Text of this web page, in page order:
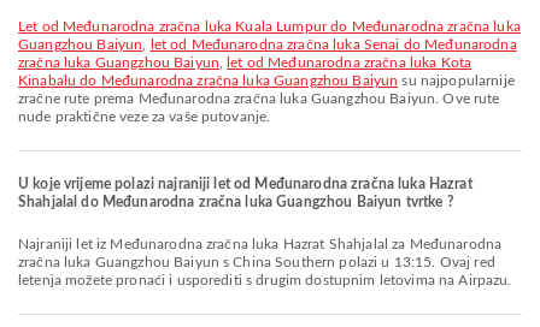
let od Međunarodna zračna luka Kuala Lumpur do Međunarodna zračna luka
Guangzhou Baiyun
let od Međunarodna zračna luka Senai do Međunarodna
zračna luka Guangzhou Baiyun
let od Međunarodna zračna luka Kota
Kinabalu do Međunarodna zračna luka Guangzhou Baiyun su najpopularnije
zračne rute prema Međunarodna zračna luka Guangzhou Baiyun. Ove rute
nude praktične veze za vaše putovanje.
U koje vrijeme polazi najraniji let od Međunarodna zračna luka Hazrat
Shahjalal do Međunarodna zračna luka Guangzhou Baiyun tvrtke ?
Najraniji let iz Međunarodna zračna luka Hazrat Shahjalal za Međunarodna
zračna luka Guangzhou Baiyun s China Southern polazi u 13:15. Ovaj red
letenja možete pronaći i usporediti s drugim dostupnim letovima na Airpazu.